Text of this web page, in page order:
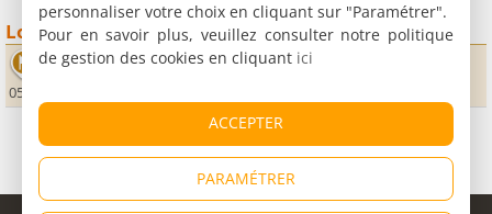
Loisirs
Via Ferrata des Etroits
05250 Saint-Etienne en Dévoluy
personnaliser votre choix en cliquant sur "Paramétrer".
Pour en savoir plus, veuillez consulter notre politique
de gestion des cookies en cliquant ici
ACCEPTER
PARAMÉTRER